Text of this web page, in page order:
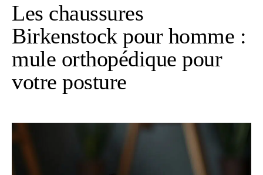
Les chaussures
Birkenstock pour homme :
mule orthopédique pour
votre posture